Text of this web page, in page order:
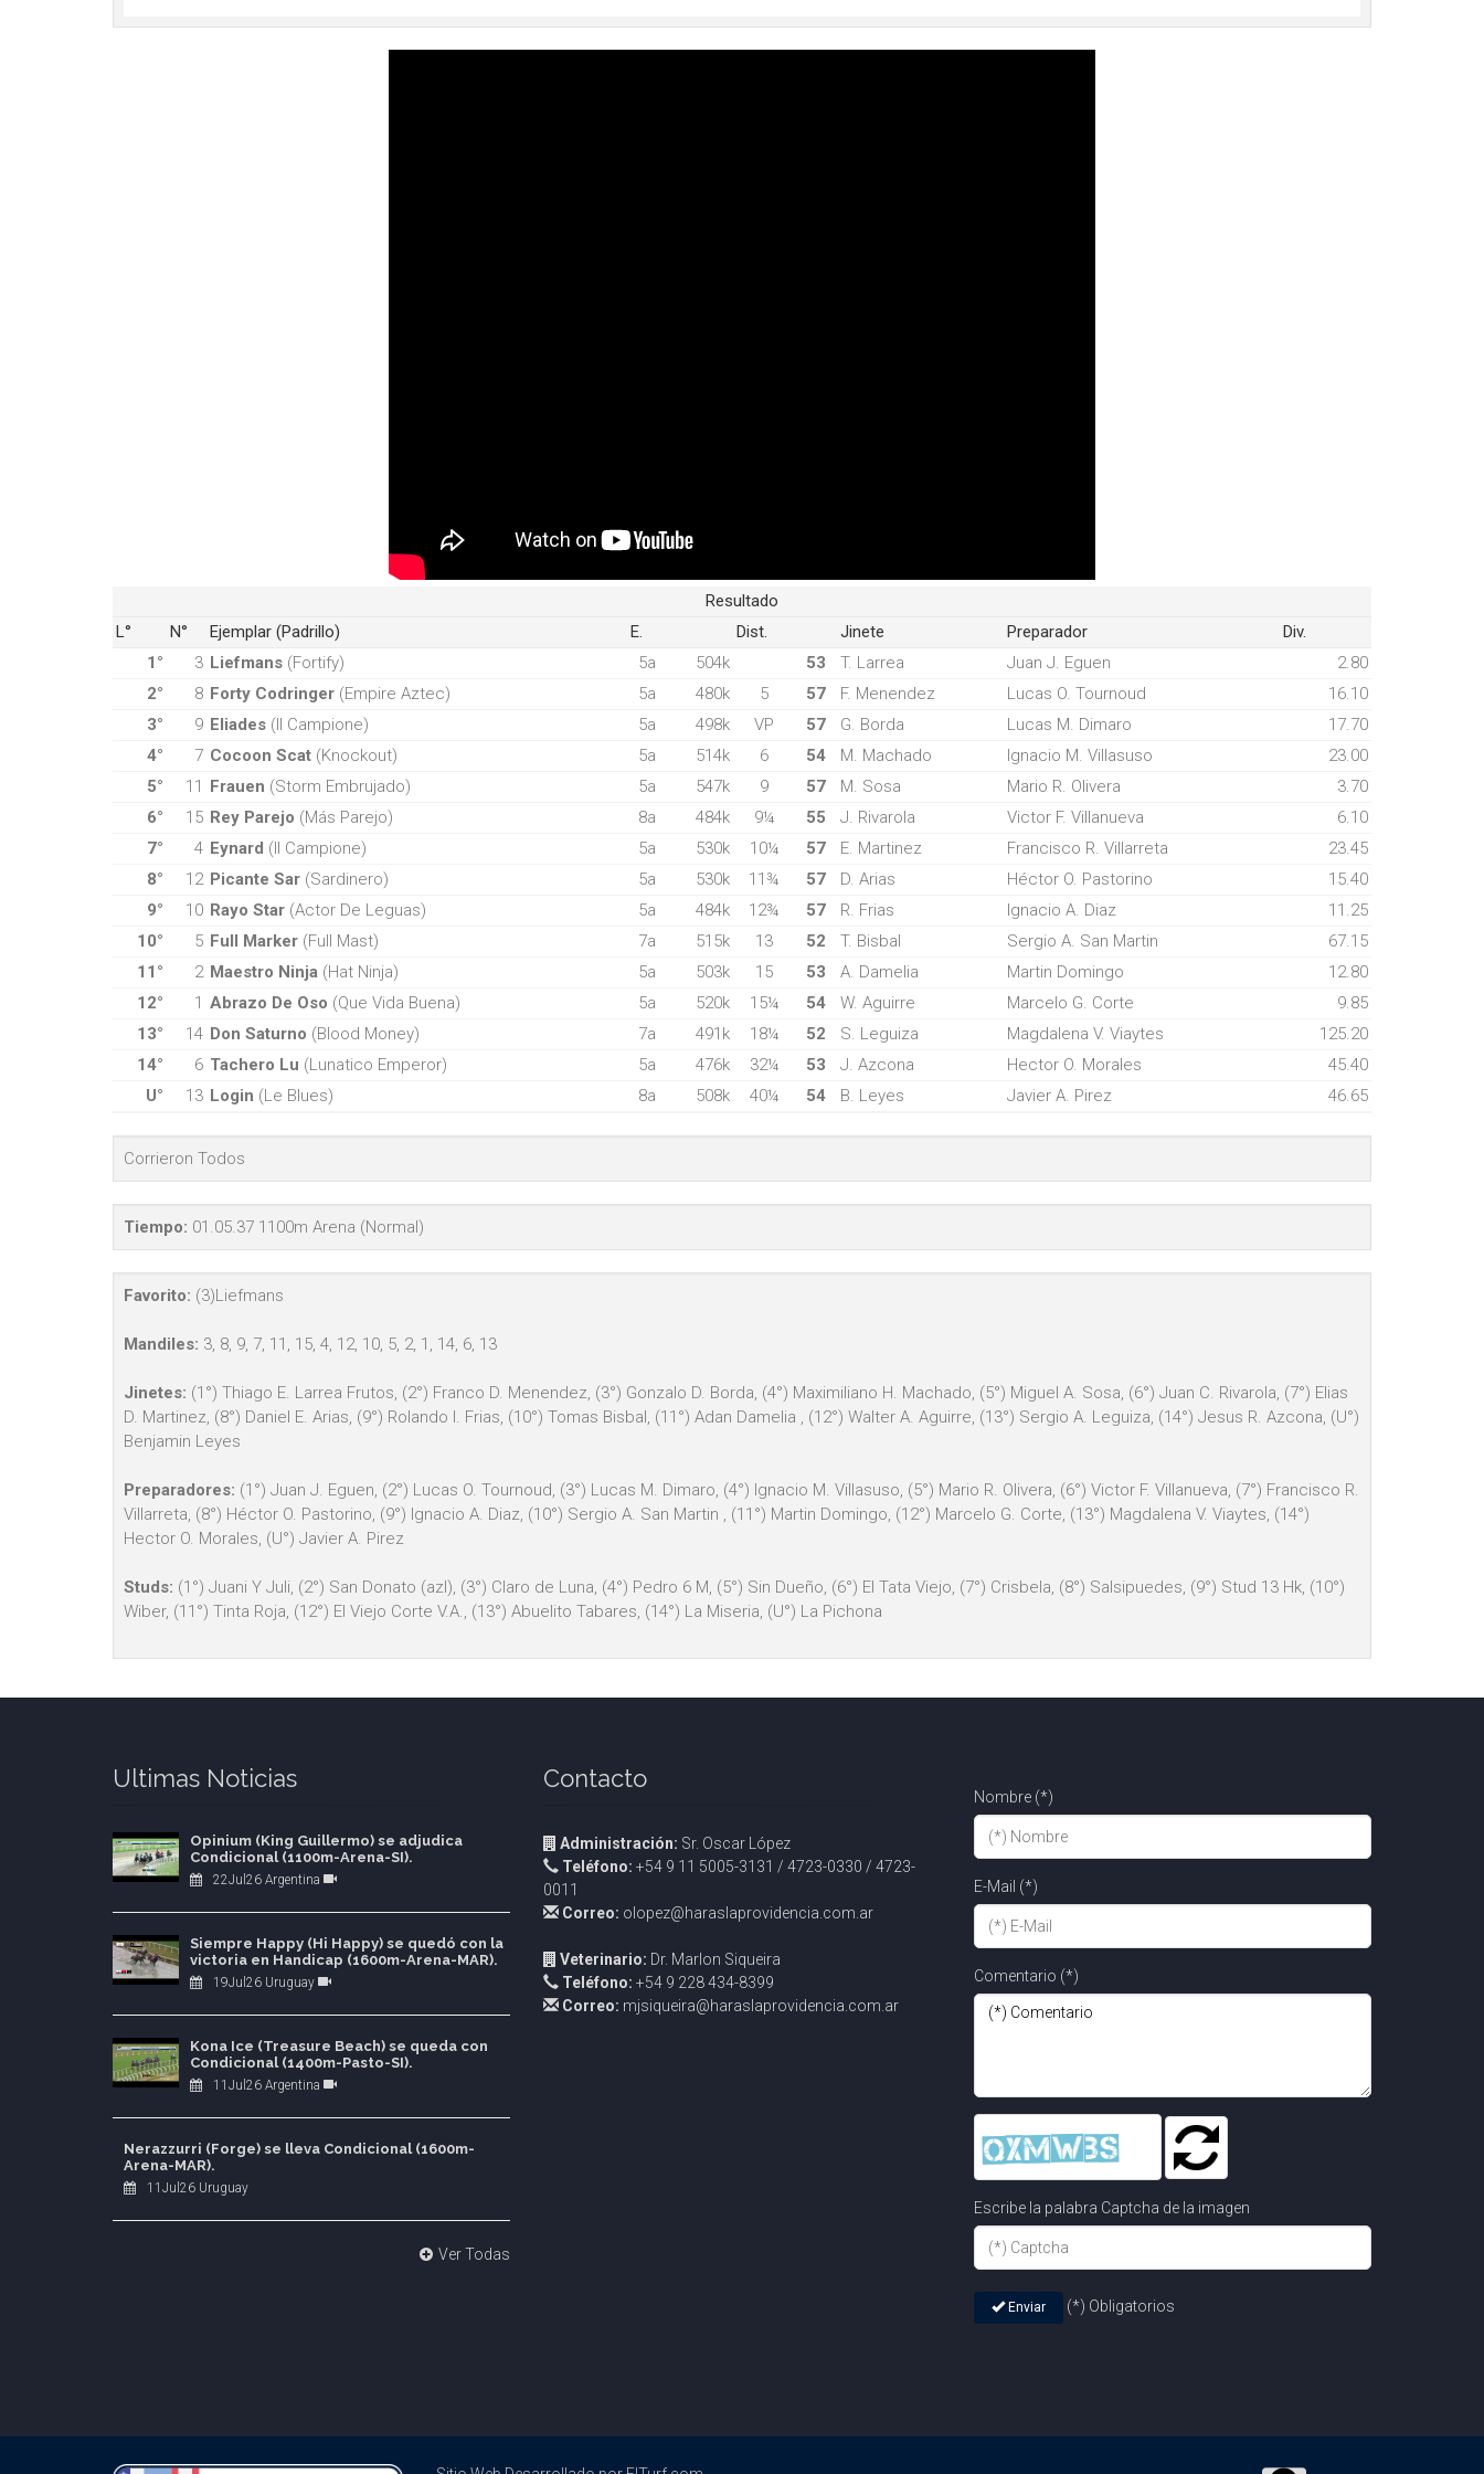
Resultado
L°
N° Ejemplar (Padrillo) E. Dist. Jinete Preparador
Div.
1°
3 Liefmans (Fortify) 5a 504k 53 T. Larrea Juan J. Eguen
2.80
2°
8 Forty Codringer (Empire Aztec) 5a 480k 5 57 F. Menendez Lucas O. Tournoud
16.10
3°
9 Eliades (Il Campione) 5a 498k VP 57 G. Borda Lucas M. Dimaro
17.70
4°
7 Cocoon Scat (Knockout) 5a 514k 6 54 M. Machado Ignacio M. Villasuso
23.00
5°
11 Frauen (Storm Embrujado) 5a 547k 9 57 M. Sosa Mario R. Olivera
3.70
6°
15 Rey Parejo (Más Parejo) 8a 484k 9¼ 55 J. Rivarola Victor F. Villanueva
6.10
7°
4 Eynard (Il Campione) 5a 530k 10¼ 57 E. Martinez Francisco R. Villarreta
23.45
8°
12 Picante Sar (Sardinero) 5a 530k 11¾ 57 D. Arias Héctor O. Pastorino
15.40
9°
10 Rayo Star (Actor De Leguas) 5a 484k 12¾ 57 R. Frias Ignacio A. Diaz
11.25
10°
5 Full Marker (Full Mast) 7a 515k 13 52 T. Bisbal Sergio A. San Martin
67.15
11°
2 Maestro Ninja (Hat Ninja) 5a 503k 15 53 A. Damelia Martin Domingo
12.80
12°
1 Abrazo De Oso (Que Vida Buena) 5a 520k 15¼ 54 W. Aguirre Marcelo G. Corte
9.85
13°
14 Don Saturno (Blood Money) 7a 491k 18¼ 52 S. Leguiza Magdalena V. Viaytes
125.20
14°
6 Tachero Lu (Lunatico Emperor) 5a 476k 32¼ 53 J. Azcona Hector O. Morales
45.40
U°
13 Login (Le Blues) 8a 508k 40¼ 54 B. Leyes Javier A. Pirez 46.65
Corrieron Todos
Tiempo: 01.05.37 1100m Arena (Normal)
Favorito: (3)Liefmans
Mandiles: 3, 8, 9, 7, 11, 15, 4, 12, 10, 5, 2, 1, 14, 6, 13
Jinetes: (1°) Thiago E. Larrea Frutos, (2°) Franco D. Menendez, (3°) Gonzalo D. Borda, (4°) Maximiliano H. Machado, (5°) Miguel A. Sosa, (6°) Juan C. Rivarola, (7°) Elias
D. Martinez, (8°) Daniel E. Arias, (9°) Rolando I. Frias, (10°) Tomas Bisbal, (11°) Adan Damelia , (12°) Walter A. Aguirre, (13°) Sergio A. Leguiza, (14°) Jesus R. Azcona, (U°)
Benjamin Leyes
Preparadores: (1°) Juan J. Eguen, (2°) Lucas O. Tournoud, (3°) Lucas M. Dimaro, (4°) Ignacio M. Villasuso, (5°) Mario R. Olivera, (6°) Victor F. Villanueva, (7°) Francisco R.
Villarreta, (8°) Héctor O. Pastorino, (9°) Ignacio A. Diaz, (10°) Sergio A. San Martin , (11°) Martin Domingo, (12°) Marcelo G. Corte, (13°) Magdalena V. Viaytes, (14°)
Hector O. Morales, (U°) Javier A. Pirez
Studs: (1°) Juani Y Juli, (2°) San Donato (azl), (3°) Claro de Luna, (4°) Pedro 6 M, (5°) Sin Dueño, (6°) El Tata Viejo, (7°) Crisbela, (8°) Salsipuedes, (9°) Stud 13 Hk, (10°)
Wiber, (11°) Tinta Roja, (12°) El Viejo Corte V.A., (13°) Abuelito Tabares, (14°) La Miseria, (U°) La Pichona
Ultimas Noticias
Opinium (King Guillermo) se adjudica
Condicional (1100m-Arena-SI).
22Jul26 Argentina
Siempre Happy (Hi Happy) se quedó con la
victoria en Handicap (1600m-Arena-MAR).
19Jul26 Uruguay
Kona Ice (Treasure Beach) se queda con
Condicional (1400m-Pasto-SI).
11Jul26 Argentina
Nerazzurri (Forge) se lleva Condicional (1600m-
Arena-MAR).
11Jul26 Uruguay
Ver Todas
Contacto
Administración: Sr. Oscar López
Teléfono: +54 9 11 5005-3131 / 4723-0330 / 4723-
0011
Correo: olopez@haraslaprovidencia.com.ar
Veterinario: Dr. Marlon Siqueira
Teléfono: +54 9 228 434-8399
Correo: mjsiqueira@haraslaprovidencia.com.ar
Nombre (*)
E-Mail (*)
Comentario (*)
Escribe la palabra Captcha de la imagen
Enviar (*) Obligatorios